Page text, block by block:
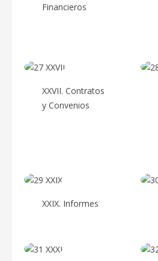
Financieros
XXVII. Contratos
y Convenios
XXIX. Informes